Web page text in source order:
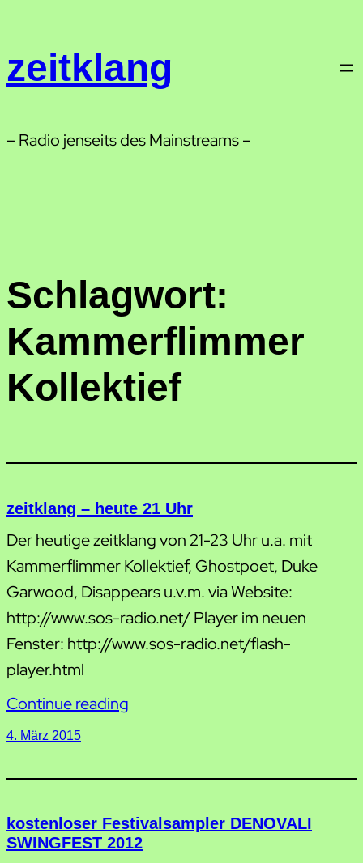
springen
zeitklang
– Radio jenseits des Mainstreams –
Schlagwort:
Kammerflimmer
Kollektief
zeitklang – heute 21 Uhr
Der heutige zeitklang von 21-23 Uhr u.a. mit
Kammerflimmer Kollektief, Ghostpoet, Duke
Garwood, Disappears u.v.m. via Website:
http://www.sos-radio.net/ Player im neuen
Fenster: http://www.sos-radio.net/flash-
player.html
Continue reading
4. März 2015
kostenloser Festivalsampler DENOVALI
SWINGFEST 2012